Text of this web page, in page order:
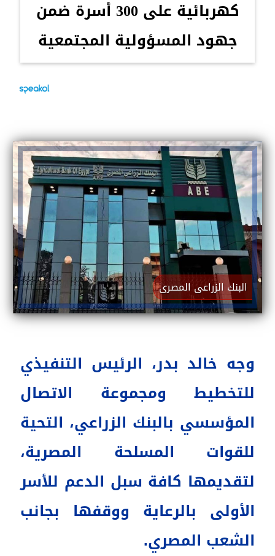
كهربائية على 300 أسرة ضمن
جهود المسؤولية المجتمعية
البنك الزراعى المصرى
وجه خالد بدر، الرئيس التنفيذي
للتخطيط ومجموعة الاتصال
المؤسسي بالبنك الزراعي، التحية
للقوات المسلحة المصرية،
لتقديمها كافة سبل الدعم للأسر
الأولى بالرعاية ووقفها بجانب
الشعب المصري.